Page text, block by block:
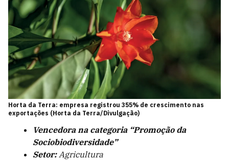
Horta da Terra: empresa registrou 355% de crescimento nas
exportações (Horta da Terra/Divulgação)
Vencedora na categoria “Promoção da
Sociobiodiversidade”
Setor:Agricultura